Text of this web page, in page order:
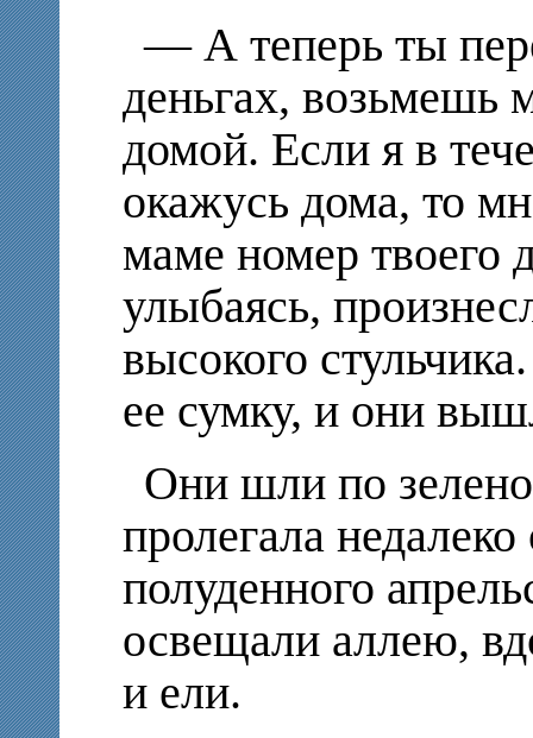
— А теперь ты
деньгах,
домой. Если я в
окажусь дома, то
маме номер
улыбаясь,
высокого
ее сумку, и они
Они шли по
пролегала
полуденного
освещали аллею,
и ели.